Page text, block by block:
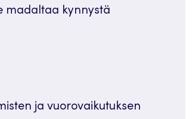
madaltaa kynnystä
ja vuorovaikutuksen